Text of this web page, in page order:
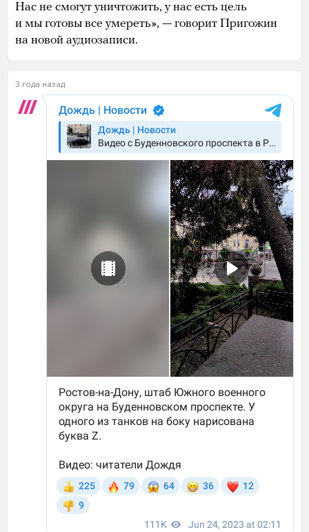
Нас не смогут уничтожить, у нас есть цель
и мы готовы все умереть», — говорит Пригожин
на новой аудиозаписи.
3 года назад